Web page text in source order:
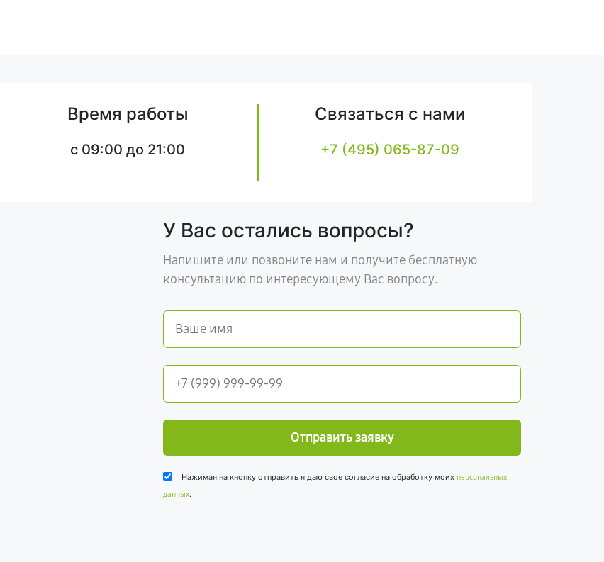
Время работы
c 09:00 до 21:00
Связаться с нами
+7 (495) 065-87-09
У Вас остались вопросы?
Напишите или позвоните нам и получите бесплатную
консультацию по интересующему Вас вопросу.
Отправить заявку
Нажимая на кнопку отправить я даю свое согласие на обработку моих персональных
данных.